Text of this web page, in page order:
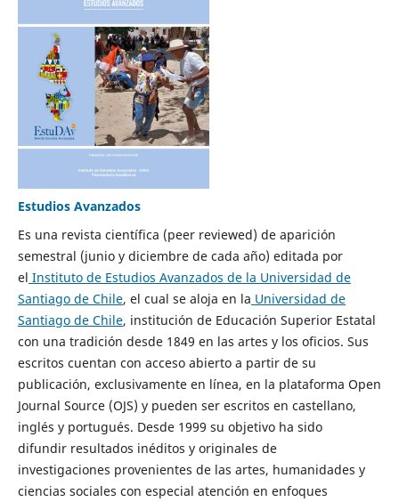
Estudios Avanzados
Es una revista científica (peer reviewed) de aparición
semestral (junio y diciembre de cada año) editada por
el Instituto de Estudios Avanzados de la Universidad de
Santiago de Chile, el cual se aloja en la Universidad de
Santiago de Chile, institución de Educación Superior Estatal
con una tradición desde 1849 en las artes y los oficios. Sus
escritos cuentan con acceso abierto a partir de su
publicación, exclusivamente en línea, en la plataforma Open
Journal Source (OJS) y pueden ser escritos en castellano,
inglés y portugués. Desde 1999 su objetivo ha sido
difundir resultados inéditos y originales de
investigaciones provenientes de las artes, humanidades y
ciencias sociales con especial atención en enfoques